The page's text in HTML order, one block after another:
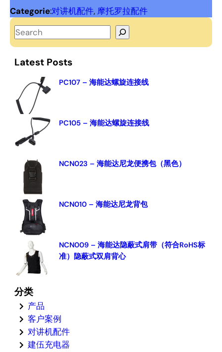
Categorie:对讲机配件, 摩托罗拉配件
S
e
a
h
Latest Posts
PC107 – 海能达螺旋连接线
PC105 – 海能达螺旋连接线
NCN023 – 海能达尼龙便携包（黑色）
NCN010 – 海能达尼龙背包
NCN009 – 海能达隐蔽式肩带（符合RoHS标
准）隐蔽式双肩背心
分类
产品
客户案例
对讲机配件
建伍充电器